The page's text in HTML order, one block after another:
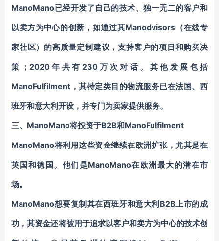
ManoMano已经开发了自己的技术、独一无二的客户和
以卖方为中心的创新，如通过其Manodvisors （在线专
家社区）的高质量定制建议，支持客户的项目和购买决
策；2020年共有230万次对话。其他发展包括
ManoFulfilment，其特定类目的物流服务已在法国、西
班牙和意大利开设，并专门为卖家提供服务。
三、 ManoMano将投资于B2B和ManoFulfilment
ManoMano将利用这些资金继续在欧洲扩张，尤其是在
英国和德国。他们是ManoMano在欧洲最大的潜在市
场。
ManoMano想要复制其在西班牙和意大利B2B上市的成
功，其资金还将被用于追求以客户和卖方为中心的技术创